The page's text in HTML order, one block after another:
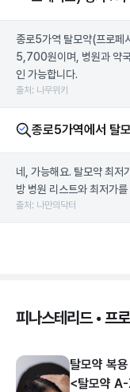
종로5가역 탈모약(프로페
5,700원이며, 병원과 약
인 가능합니다.
출처: 나무위키
종로5가역에서 탈
네, 가능해요. 탈모약 최저
방 병원 리스트와 최저가
출처: 나만의닥터
피나스테리드 • 프
탈모약 복
<탈모약